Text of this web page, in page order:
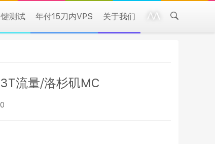
测试 年付15刀内VPS 关于我们
流量/洛杉矶MC
0